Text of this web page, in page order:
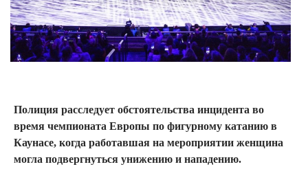
Полиция расследует обстоятельства инцидента во
время чемпионата Европы по фигурному катанию в
Каунасе, когда работавшая на мероприятии женщина
могла подвергнуться унижению и нападению.